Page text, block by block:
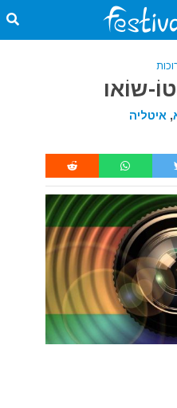
שוֹאו
, איטליה